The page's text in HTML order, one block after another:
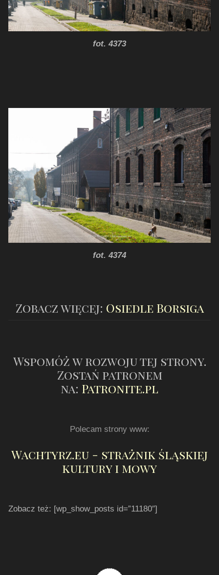
fot. 4373
fot. 4374
Zobacz więcej: Osiedle Borsiga
Wspomóż w rozwoju tej strony.
Zostań patronem
na: Patronite.pl
Polecam strony www:
Wachtyrz.eu - strażnik śląskiej
kultury i mowy
Zobacz też: [wp_show_posts id=”11180″]